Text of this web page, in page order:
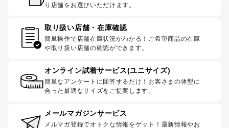
り店舗をお選びいただけます。
取り扱い店舗・在庫確認
簡単操作で店舗在庫状況がわかる！ご希望商品の在庫
や取り扱い店舗の確認ができます。
オンライン試着サービス(ユニサイズ)
簡単なアンケートに回答するだけ！お客さまの体型に
合った最適なサイズをご提案します。
メールマガジンサービス
メルマガ登録でオトクな情報をゲット！最新情報やお